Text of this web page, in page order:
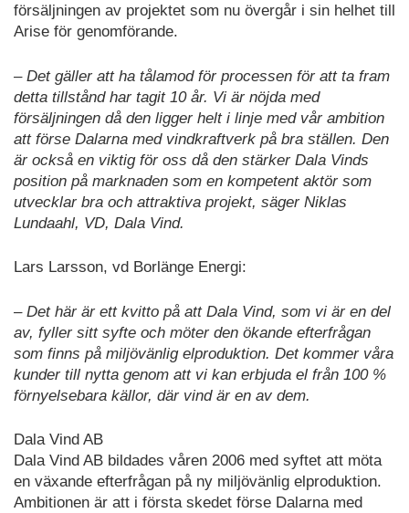
försäljningen av projektet som nu övergår i sin helhet till
Arise för genomförande.
– Det gäller att ha tålamod för processen för att ta fram
detta tillstånd har tagit 10 år. Vi är nöjda med
försäljningen då den ligger helt i linje med vår ambition
att förse Dalarna med vindkraftverk på bra ställen. Den
är också en viktig för oss då den stärker Dala Vinds
position på marknaden som en kompetent aktör som
utvecklar bra och attraktiva projekt, säger Niklas
Lundaahl, VD, Dala Vind.
Lars Larsson, vd Borlänge Energi:
– Det här är ett kvitto på att Dala Vind, som vi är en del
av, fyller sitt syfte och möter den ökande efterfrågan
som finns på miljövänlig elproduktion. Det kommer våra
kunder till nytta genom att vi kan erbjuda el från 100 %
förnyelsebara källor, där vind är en av dem.
Dala Vind AB
Dala Vind AB bildades våren 2006 med syftet att möta
en växande efterfrågan på ny miljövänlig elproduktion.
Ambitionen är att i första skedet förse Dalarna med